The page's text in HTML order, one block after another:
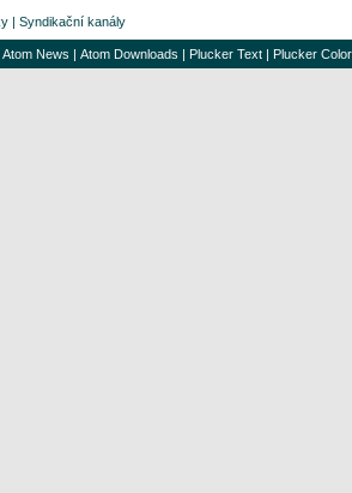
| Syndikační kanály
Atom News | Atom Downloads | Plucker Text | Plucker Color